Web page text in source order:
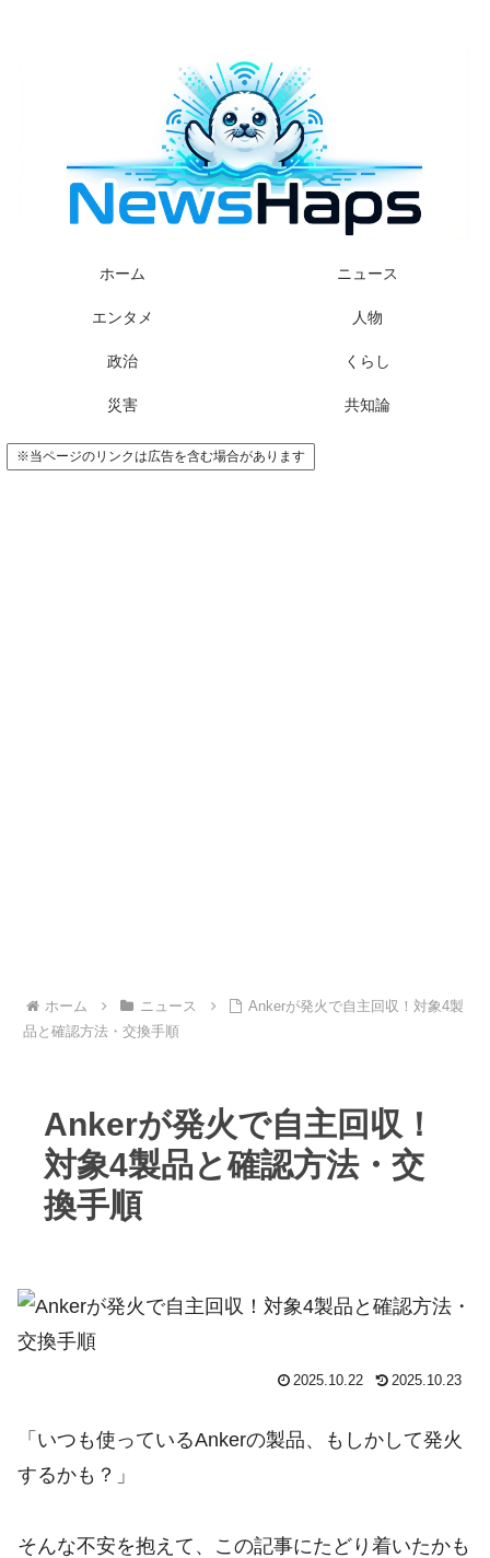
ホーム ニュース
エンタメ 人物
政治 くらし
災害 共知論
※当ページのリンクは広告を含む場合があります
ホーム ニュース
Ankerが発火で自主回収！対象4製
品と確認方法・交換手順
Ankerが発火で自主回収！
対象4製品と確認方法・交
換手順
2025.10.22 2025.10.23
「いつも使っているAnkerの製品、もしかして発火
するかも？」
そんな不安を抱えて、この記事にたどり着いたかも